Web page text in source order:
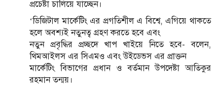
প্রচেষ্টা চালিয়ে যাচ্ছেন।
‘ডিজিটাল মার্কেটিং এর প্রগতিশীল এ বিশ্বে, এগিয়ে থাকতে
হলে অবশ্যই নতুনত্ব গ্রহণ করতে হবে এবং
নতুন প্রবৃদ্ধির প্রচ্ছদে খাপ খাইয়ে নিতে হবে- বলেন,
থিমআইলস এর সিএমও এবং উইডেভস এর প্রাক্তন
মার্কেটিং বিভাগের প্রধান ও বর্তমান উপদেষ্টা আতিকুর
রহমান তন্ময়।